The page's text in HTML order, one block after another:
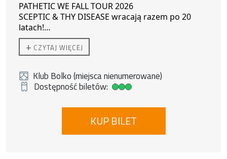
PATHETIC WE FALL TOUR 2026
SCEPTIC & THY DISEASE wracają razem po 20
latach!
Gość Specjalny: ZMARŁYM
Support: ANTHROPOVORE
21/11/2026
ŚWIDNICA , Klub Bolko ŚOK – plac Grunwaldzki
+ CZYTAJ WIĘCEJ
Klub Bolko (miejsca nienumerowane)
Dostępność biletów:
Duża dostępność biletów
KUP BILET